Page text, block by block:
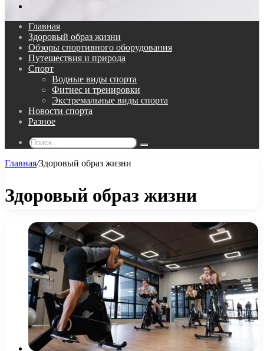
Главная
Здоровый образ жизни
Обзоры спортивного оборудования
Путешествия и природа
Спорт
Водные виды спорта
Фитнес и тренировки
Экстремальные виды спорта
Новости спорта
Разное
Поиск...
Главная/Здоровый образ жизни
Здоровый образ жизни